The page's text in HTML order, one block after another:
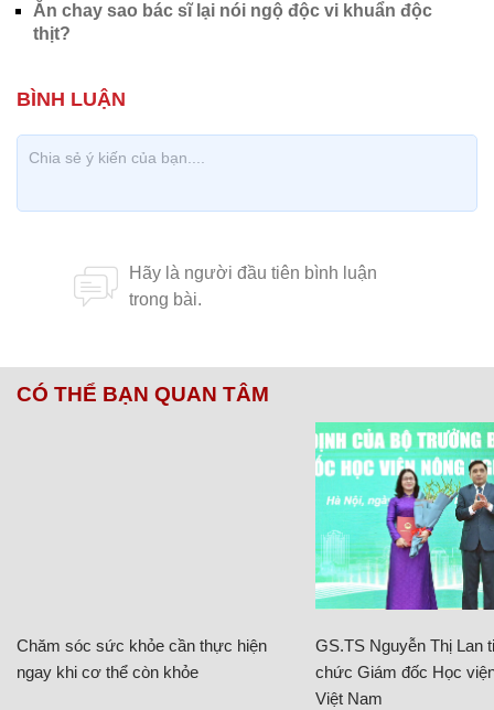
Ăn chay sao bác sĩ lại nói ngộ độc vi khuẩn độc
thịt?
CÓ THỂ BẠN QUAN TÂM
Chăm sóc sức khỏe cần thực hiện
ngay khi cơ thể còn khỏe
GS.TS Nguyễn Thị Lan
chức Giám đốc Học
Việt Nam